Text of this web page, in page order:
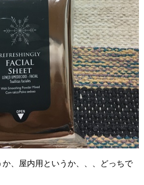
、屋内用というか、、、どっちで